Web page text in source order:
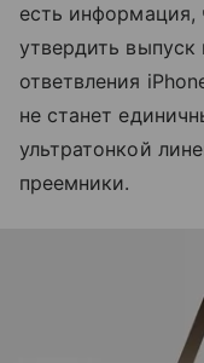
есть информация,
утвердить выпуск
ответвления
не станет
ультратонкой
преемники.